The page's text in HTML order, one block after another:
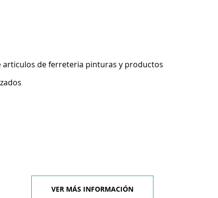
articulos de ferreteria pinturas y productos
VER MÁS INFORMACIÓN